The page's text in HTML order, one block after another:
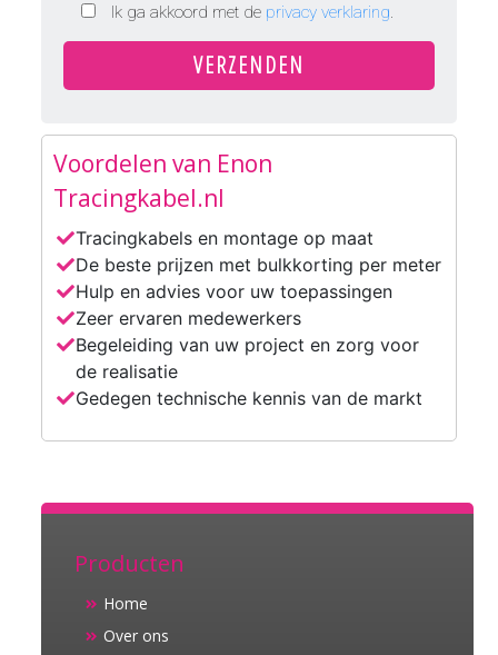
Ik ga akkoord met de privacy verklaring.
Voordelen van Enon
Tracingkabel.nl
Tracingkabels en montage op maat
De beste prijzen met bulkkorting per meter
Hulp en advies voor uw toepassingen
Zeer ervaren medewerkers
Begeleiding van uw project en zorg voor
de realisatie
Gedegen technische kennis van de markt
Producten
Home
Over ons